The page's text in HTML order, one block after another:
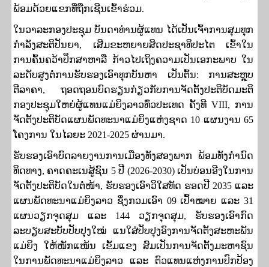
ພ້ອມດ້ວຍແຂກທີ່ຖືກເຊີນເຂົ້າຮ່ວມ.
ໃນວາລະກອງປະຊຸມ ບັນດາທ່ານຜູ້ແທນ ໄດ້ເປັນເຈົ້າການສຸມທຸກ
ກໍາລັງສະຕິປັນຍາ, ເສີມຂະຫຍາຍສິດປະຊາທິປະໄຕ ເຂົ້າໃນ
ການຄົ້ນຄວ້າປຶກສາຫາລື ກ້າວໄປເຖິງຄວາມເປັນເອກະພາບ ໃນ
ລະດັບສູງຕໍ່ການຮັບຮອງເອົາທຸກບັນຫາ ເປັນຕົ້ນ: ການສະຫຼຸບ
ຕີລາຄາ, ຖອດຖອນບົດຮຽນກ່ຽວກັບການຈັດຕັ້ງປະຕິບັດມະຕິ
ກອງປະຊຸມໃຫຍ່ຜູ້ແທນແມ່ຍິງລາວທົ່ວປະເທດ ຄັ້ງທີ VIII, ການ
ຈັດຕັ້ງປະຕິບັດແຜນພັດທະນາແມ່ຍິງແຫ່ງຊາດ 10 ແຜນງານ65
ໂຄງການ ໃນໄລຍະ 2021-2025 ຜ່ານມາ.
ຮັບຮອງເອົາບົດລາຍງານການເມືອງທັງສອງພາກ ພ້ອມທັງກໍານົດ
ທິດທາງ, ຄາດຄະເນສູ້ຊົນ 5ປີ (2026-2030) ເປັນບ່ອນອີງໃນການ
ຈັດຕັ້ງປະຕິບັດໃນຕໍ່ໜ້າ, ຮັບຮອງເອົາວິໃສທັດ ຮອດປີ 2035 ແລະ
ແຜນພັດທະນາແມ່ຍິງລາວ ຊຶ່ງກວມເອົາ 09 ເປົ້າໝາຍ ແລະ31
ແຜນວຽກຈຸດສຸມ ແລະ 144 ວຽກຈຸດສຸມ, ຮັບຮອງເອົາກົດ
ລະບຽບສະບັບປັບປຸງໃໝ່ ແນໃສ່ປັບປຸງອົງການຈັດຕັ້ງສະຫະພັນ
ແມ່ຍິງ ໃຫ້ໜັກແໜ້ນ ເຂັ້ມແຂງ ສົມເປັນການຈັດຕັ້ງມະຫາຊົນ
ໃນການພັດທະນາແມ່ຍິງລາວ ແລະ ຕົວແທນແຫ່ງການປົກປ້ອງ